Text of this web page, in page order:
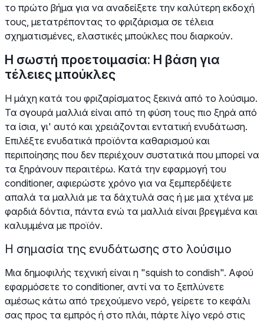
το πρώτο βήμα για να αναδείξετε την καλύτερη εκδοχή
τους, μετατρέποντας το φριζάρισμα σε τέλεια
σχηματισμένες, ελαστικές μπούκλες που διαρκούν.
Η σωστή προετοιμασία: Η βάση για
τέλειες μπούκλες
Η μάχη κατά του φριζαρίσματος ξεκινά από το λούσιμο.
Τα σγουρά μαλλιά είναι από τη φύση τους πιο ξηρά από
τα ίσια, γι' αυτό και χρειάζονται εντατική ενυδάτωση.
Επιλέξτε ενυδατικά προϊόντα καθαρισμού και
περιποίησης που δεν περιέχουν συστατικά που μπορεί να
τα ξηράνουν περαιτέρω. Κατά την εφαρμογή του
conditioner, αφιερώστε χρόνο για να ξεμπερδέψετε
απαλά τα μαλλιά με τα δάχτυλά σας ή με μια χτένα με
φαρδιά δόντια, πάντα ενώ τα μαλλιά είναι βρεγμένα και
καλυμμένα με προϊόν.
Η σημασία της ενυδάτωσης στο λούσιμο
Μια δημοφιλής τεχνική είναι η "squish to condish". Αφού
εφαρμόσετε το conditioner, αντί να το ξεπλύνετε
αμέσως κάτω από τρεχούμενο νερό, γείρετε το κεφάλι
σας προς τα εμπρός ή στο πλάι, πάρτε λίγο νερό στις